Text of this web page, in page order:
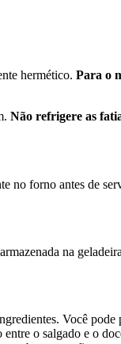
hermético. Para o
Não refrigere as
no forno antes de
na
Você pode
o salgado e o